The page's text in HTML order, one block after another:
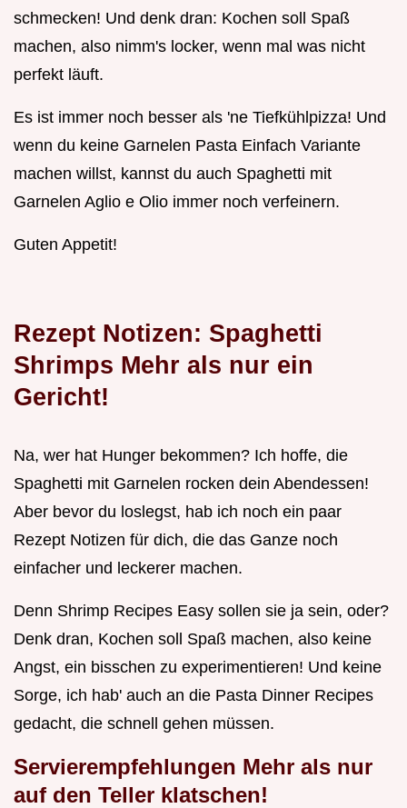
schmecken! Und denk dran: Kochen soll Spaß
machen, also nimm's locker, wenn mal was nicht
perfekt läuft.
Es ist immer noch besser als 'ne Tiefkühlpizza! Und
wenn du keine Garnelen Pasta Einfach Variante
machen willst, kannst du auch Spaghetti mit
Garnelen Aglio e Olio immer noch verfeinern.
Guten Appetit!
Rezept Notizen: Spaghetti
Shrimps Mehr als nur ein
Gericht!
Na, wer hat Hunger bekommen? Ich hoffe, die
Spaghetti mit Garnelen rocken dein Abendessen!
Aber bevor du loslegst, hab ich noch ein paar
Rezept Notizen für dich, die das Ganze noch
einfacher und leckerer machen.
Denn Shrimp Recipes Easy sollen sie ja sein, oder?
Denk dran, Kochen soll Spaß machen, also keine
Angst, ein bisschen zu experimentieren! Und keine
Sorge, ich hab' auch an die Pasta Dinner Recipes
gedacht, die schnell gehen müssen.
Servierempfehlungen Mehr als nur
auf den Teller klatschen!